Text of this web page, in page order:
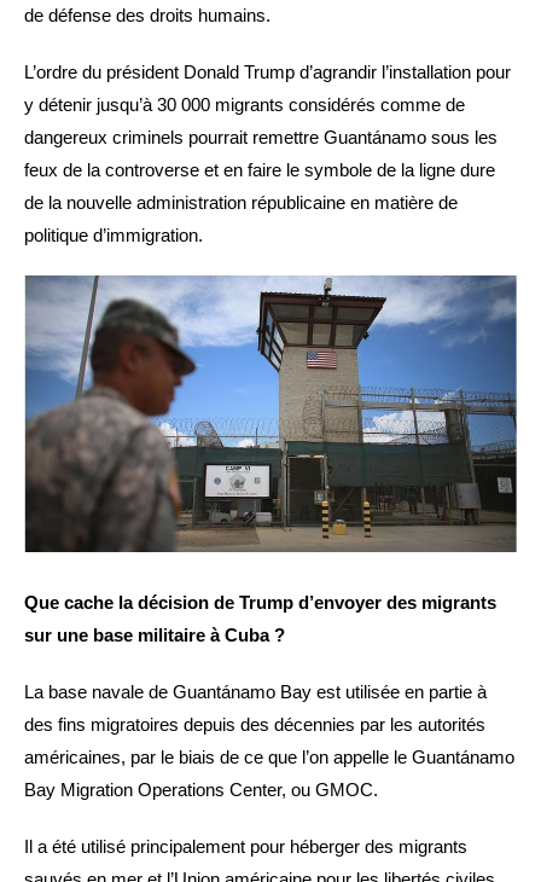
de défense des droits humains.
L’ordre du président Donald Trump d’agrandir l’installation pour
y détenir jusqu’à 30 000 migrants considérés comme de
dangereux criminels pourrait remettre Guantánamo sous les
feux de la controverse et en faire le symbole de la ligne dure
de la nouvelle administration républicaine en matière de
politique d’immigration.
Que cache la décision de Trump d’envoyer des migrants
sur une base militaire à Cuba ?
La base navale de Guantánamo Bay est utilisée en partie à
des fins migratoires depuis des décennies par les autorités
américaines, par le biais de ce que l’on appelle le Guantánamo
Bay Migration Operations Center, ou GMOC.
Il a été utilisé principalement pour héberger des migrants